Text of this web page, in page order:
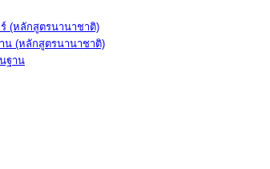
(หลักสูตรนานาชาติ)
น (หลักสูตรนานาชาติ)
ฐาน